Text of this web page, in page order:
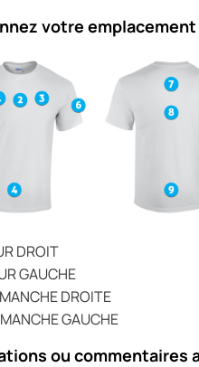
votre emplacement
DROIT
GAUCHE
DROITE
GAUCHE
ou commentaires